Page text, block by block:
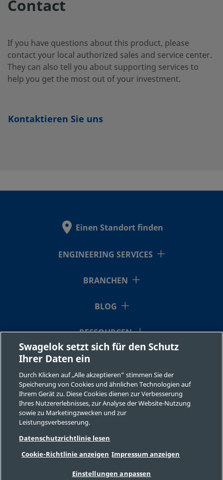
92S6MM-
C
Contact
If you have questions about this product, please
contact your local authorized sales and service center.
They can also tell you about supporting services to
help you get the most out of your investment.
Kontaktieren Sie uns
Einen Standort finden
ENGINEERING SERVICES
BRANCHEN
BLOG
RESSOURCEN
ÜBER UNS
©2026 Swagelok Company. Alle Rechte vorbehalten.
Datenschutzbestimmungen
Rechtliche Bestimmungen
Swagelok setzt sich für den Schutz
Ihrer Daten ein
Durch Klicken auf „Alle akzeptieren“ stimmen Sie der
Speicherung von Cookies und ähnlichen Technologien auf
Ihrem Gerät zu. Diese Cookies dienen zur Verbesserung
Ihres Nutzererlebnisses, zur Analyse der Website-Nutzung
sowie zu Marketingzwecken und zur
Leistungsverbesserung.
Datenschutzrichtlinie lesen
Cookie-Richtlinie anzeigen Impressum anzeigen
Einstellungen anpassen